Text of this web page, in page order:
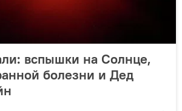
вспышки на Солнце,
болезни и Дед